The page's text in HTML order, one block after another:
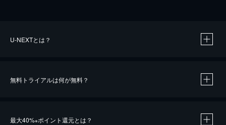
U-NEXTとは？
無料トライアルは何が無料？
最大40%※ポイント還元とは？